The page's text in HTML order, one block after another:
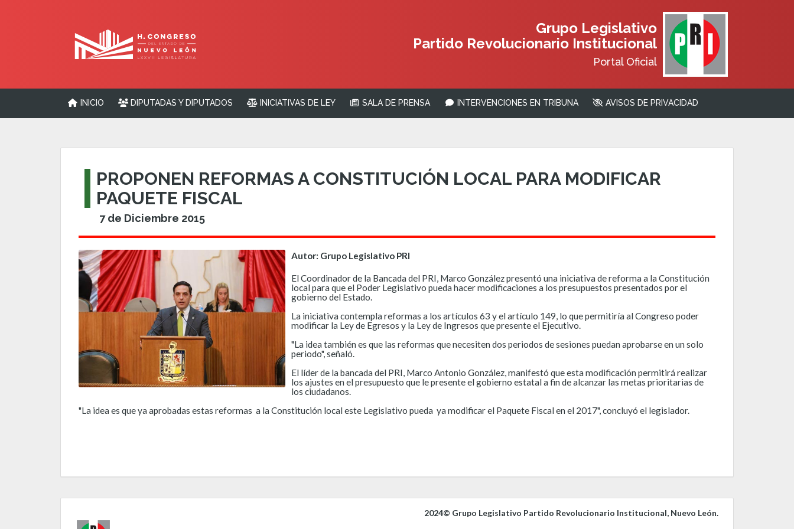
Grupo Legislativo
Partido Revolucionario Institucional
Portal Oficial
INICIO DIPUTADAS Y DIPUTADOS INICIATIVAS DE LEY SALA DE PRENSA INTERVENCIONES EN TRIBUNA AVISOS DE PRIVACIDAD
PROPONEN REFORMAS A CONSTITUCIÓN LOCAL PARA MODIFICAR
PAQUETE FISCAL
7 de Diciembre 2015
Autor: Grupo Legislativo PRI
El Coordinador de la Bancada del PRI, Marco González presentó una iniciativa de reforma a la Constitución
local para que el Poder Legislativo pueda hacer modificaciones a los presupuestos presentados por el
gobierno del Estado.
La iniciativa contempla reformas a los artículos 63 y el artículo 149, lo que permitiría al Congreso poder
modificar la Ley de Egresos y la Ley de Ingresos que presente el Ejecutivo.
"La idea también es que las reformas que necesiten dos periodos de sesiones puedan aprobarse en un solo
periodo", señaló.
El líder de la bancada del PRI, Marco Antonio González, manifestó que esta modificación permitirá realizar
los ajustes en el presupuesto que le presente el gobierno estatal a fin de alcanzar las metas prioritarias de
los ciudadanos.
"La idea es que ya aprobadas estas reformas a la Constitución local este Legislativo pueda ya modificar el Paquete Fiscal en el 2017", concluyó el legislador.
2024© Grupo Legislativo Partido Revolucionario Institucional, Nuevo León.